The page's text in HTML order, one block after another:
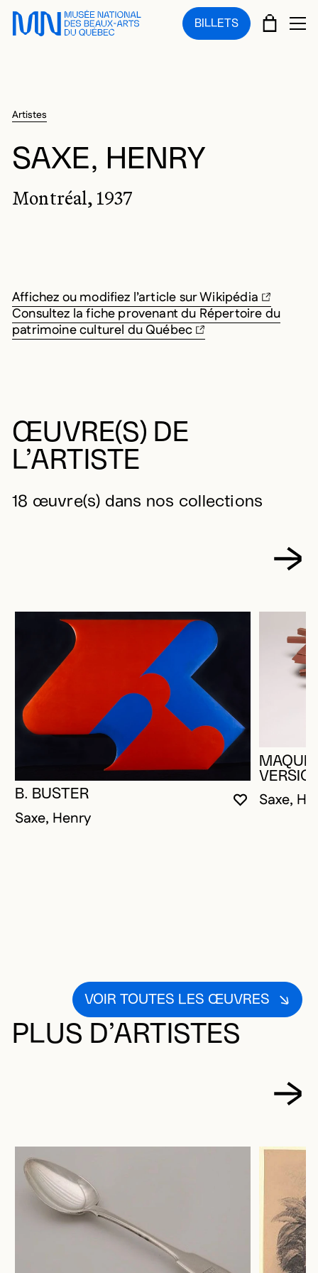
Sauter au menu principal
Sauter au contenu principal
Sauter au pied de page
BILLETS PANIER
Artistes
SAXE, HENRY
Montréal, 1937
Affichez ou modifiez l’article sur Wikipédia
Consultez la fiche provenant du Répertoire du
patrimoine culturel du Québec
ŒUVRE(S) DE
L’ARTISTE
18 œuvre(s) dans nos collections
VOUS
FERMER
OUVRIR LA
B. BUSTER
Saxe, Henry
Saxe,
VOIR TOUTES LES ŒUVRES
PLUS D’ARTISTES